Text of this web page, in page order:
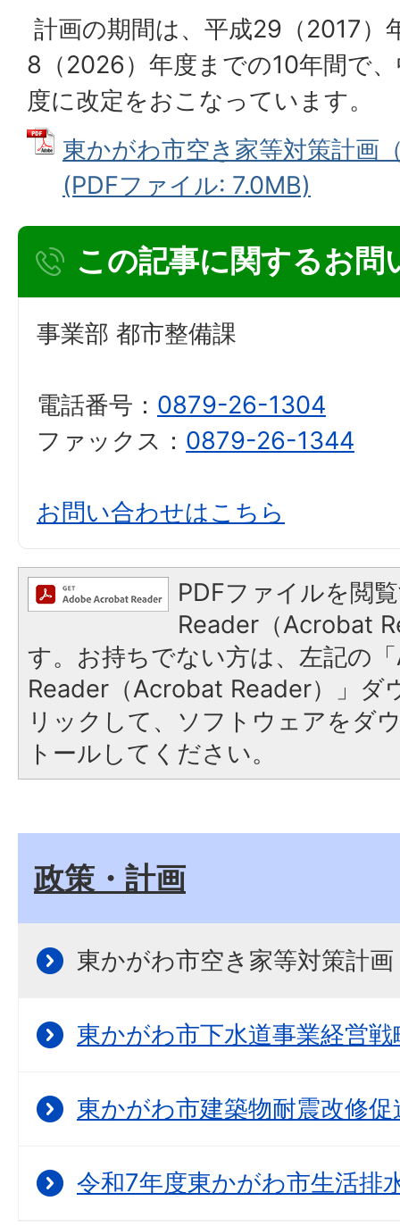
計画の期間は、平成29（2017）
8（2026）年度までの10年間で
度に改定をおこなっています。
東かがわ市空き家等対策計画
(PDFファイル: 7.0MB)
この記事に関するお問
事業部 都市整備課
電話番号： 0879-26-1304
ファックス： 0879-26-1344
お問い合わせはこちら
PDFファイルを閲
Reader（Acrobat
す。お持ちでない方は、左記の
Reader（Acrobat Reader）」ダ
リックして、ソフトウェアをダ
トールしてください。
政策・計画
東かがわ市空き家等対策計画
東かがわ市下水道事業経営戦
東かがわ市建築物耐震改修促
令和7年度東かがわ市生活排